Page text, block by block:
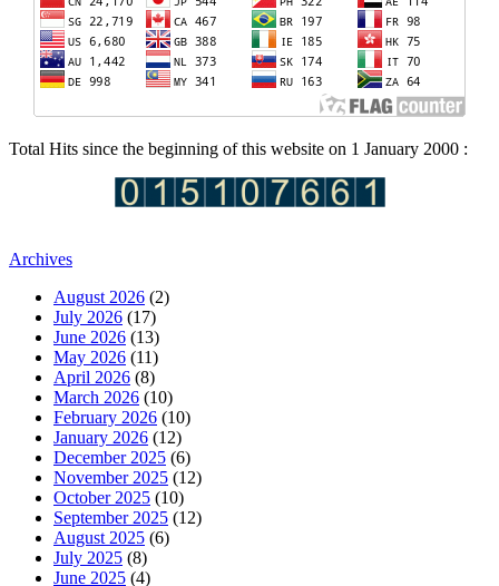
Total Hits since the beginning of this website on 1 January 2000 :
Archives
August 2026 (2)
July 2026 (17)
June 2026 (13)
May 2026 (11)
April 2026 (8)
March 2026 (10)
February 2026 (10)
January 2026 (12)
December 2025 (6)
November 2025 (12)
October 2025 (10)
September 2025 (12)
August 2025 (6)
July 2025 (8)
June 2025 (4)